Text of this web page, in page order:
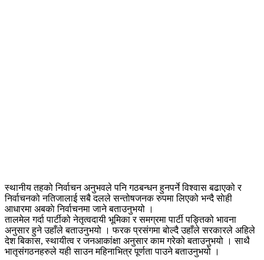
स्थानीय तहको निर्वाचन अनुभवले पनि गठबन्धन हुनपर्ने विश्वास बढाएको र
निर्वाचनको नतिजालाई सबै दलले सन्तोषजनक रुपमा लिएको भन्दै साेही
आधारमा अबकाे निर्वाचनमा जाने बताउनुभयो ।
तालमेल गर्दा पार्टीको नेतृत्वदायी भूमिका र समग्रमा पार्टी पङ्तिको भावना
अनुसार हुने उहाँले बताउनुभयो । फरक प्रसंगमा बोल्दै उहाँले सरकारले अहिले
देश बिकास, स्थायीत्व र जनआकांक्षा अनुसार काम गरेको बताउनुभयो । साथै
भातृसंगठनहरुले यही साउन महिनाभित्र पूर्णता पाउने बताउनुभयो ।